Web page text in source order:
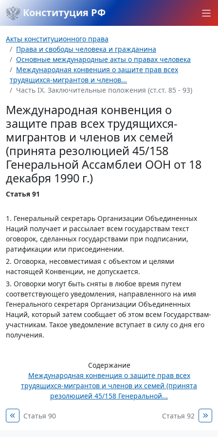
Конституция РФ
Акты конституционного права
Права и свободы человека и гражданина
Основные международные акты о правах человека
Международная конвенция о защите прав всех
трудящихся-мигрантов и членов...
Часть IX. Заключительные положения (ст.ст. 85 - 93)
Международная конвенция о
защите прав всех трудящихся-
мигрантов и членов их семей
(принята резолюцией 45/158
Генеральной Ассамблеи ООН от 18
декабря 1990 г.)
Статья 91
1. Генеральный секретарь Организации Объединенных
Наций получает и рассылает всем государствам текст
оговорок, сделанных государствами при подписании,
ратификации или присоединении.
2. Оговорка, несовместимая с объектом и целями
настоящей Конвенции, не допускается.
3. Оговорки могут быть сняты в любое время путем
соответствующего уведомления, направленного на имя
Генерального секретаря Организации Объединенных
Наций, который затем сообщает об этом всем Государствам-
участникам. Такое уведомление вступает в силу со дня его
получения.
Содержание
Международная конвенция о защите прав всех
трудящихся-мигрантов и членов их семей (принята
резолюцией 45/158 Генеральной...
Статья 90 Статья 92